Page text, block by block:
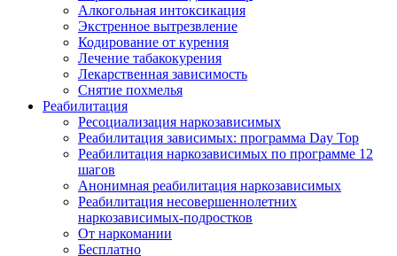
Алкогольная интоксикация
Экстренное вытрезвление
Кодирование от курения
Лечение табакокурения
Лекарственная зависимость
Снятие похмелья
Реабилитация
Ресоциализация наркозависимых
Реабилитация зависимых: программа Day Top
Реабилитация наркозависимых по программе 12
шагов
Анонимная реабилитация наркозависимых
Реабилитация несовершеннолетних
наркозависимых-подростков
От наркомании
Бесплатно